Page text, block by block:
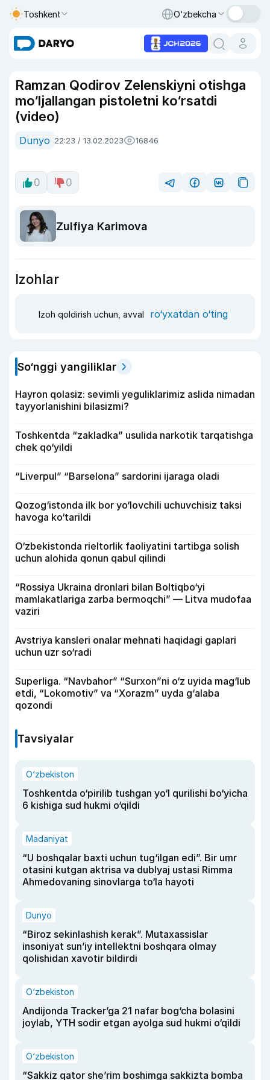
Toshkent O‘zbekcha
Ramzan Qodirov Zelenskiyni otishga
mo‘ljallangan pistoletni ko‘rsatdi
(video)
Dunyo 22:23 / 13.02.2023 16846
0 0
Zulfiya Karimova
Izohlar
Izoh qoldirish uchun, avval ro‘yxatdan o‘ting
So‘nggi yangiliklar
Hayron qolasiz: sevimli yeguliklarimiz aslida nimadan
tayyorlanishini bilasizmi?
Toshkentda “zakladka” usulida narkotik tarqatishga
chek qo‘yildi
“Liverpul” “Barselona” sardorini ijaraga oladi
Qozog‘istonda ilk bor yo‘lovchili uchuvchisiz taksi
havoga ko‘tarildi
O‘zbekistonda rieltorlik faoliyatini tartibga solish
uchun alohida qonun qabul qilindi
“Rossiya Ukraina dronlari bilan Boltiqbo‘yi
mamlakatlariga zarba bermoqchi” — Litva mudofaa
vaziri
Avstriya kansleri onalar mehnati haqidagi gaplari
uchun uzr so‘radi
Superliga. “Navbahor” “Surxon”ni o‘z uyida mag‘lub
etdi, “Lokomotiv” va “Xorazm” uyda g‘alaba
qozondi
Tavsiyalar
O‘zbekiston
Toshkentda o‘pirilib tushgan yo‘l qurilishi bo‘yicha
6 kishiga sud hukmi o‘qildi
Madaniyat
“U boshqalar baxti uchun tug‘ilgan edi”. Bir umr
otasini kutgan aktrisa va dublyaj ustasi Rimma
Ahmedovaning sinovlarga to‘la hayoti
Dunyo
“Biroz sekinlashish kerak”. Mutaxassislar
insoniyat sun’iy intellektni boshqara olmay
qolishidan xavotir bildirdi
O‘zbekiston
Andijonda Tracker’ga 21 nafar bog‘cha bolasini
joylab, YTH sodir etgan ayolga sud hukmi o‘qildi
O‘zbekiston
“Sakkiz qator she’rim boshimga sakkizta bomba